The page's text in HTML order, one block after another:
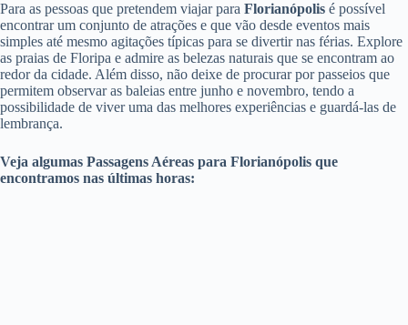
Para as pessoas que pretendem viajar para Florianópolis é possível
encontrar um conjunto de atrações e que vão desde eventos mais
simples até mesmo agitações típicas para se divertir nas férias. Explore
as praias de Floripa e admire as belezas naturais que se encontram ao
redor da cidade. Além disso, não deixe de procurar por passeios que
permitem observar as baleias entre junho e novembro, tendo a
possibilidade de viver uma das melhores experiências e guardá-las de
lembrança.
Veja algumas Passagens Aéreas para Florianópolis que
encontramos nas últimas horas: